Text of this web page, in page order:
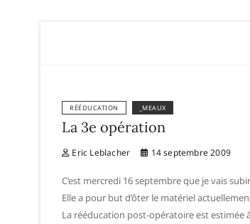
RÉÉDUCATION _MEAUX
La 3e opération
Eric Leblacher 14 septembre 2009
C’est mercredi 16 septembre que je vais
Elle a pour but d’ôter le matériel
La rééducation post-opératoire est estimée